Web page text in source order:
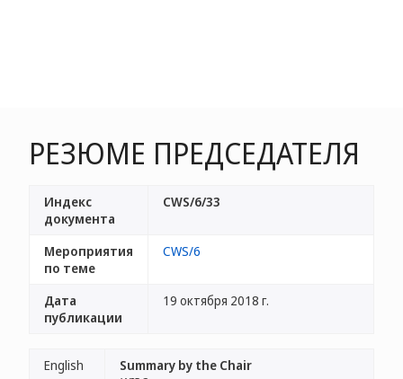
РЕЗЮМЕ ПРЕДСЕДАТЕЛЯ
Индекс
документа
CWS/6/33
Мероприятия
по теме
CWS/6
Дата
публикации
19 октября 2018 г.
English
Summary by the Chair